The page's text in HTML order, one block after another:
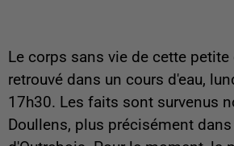
Le corps sans vie de cette
retrouvé dans un cours d'eau,
17h30. Les faits sont survenus
Doullens, plus précisément